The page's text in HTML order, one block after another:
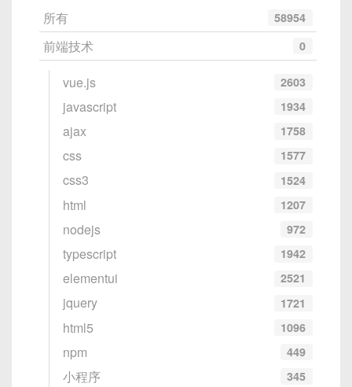
所有 58954
前端技术 0
vue.js 2603
javascript 1934
ajax 1758
css 1577
css3 1524
html 1207
nodejs 972
typescript 1942
elementui 2521
jquery 1721
html5 1096
npm 449
小程序 345